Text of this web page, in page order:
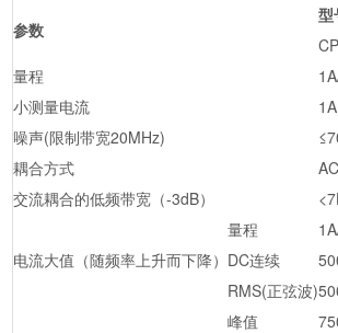
参数
型
量程
小测量电流
1A
噪声(限制带宽20MHz)
耦合方式
交流耦合的低频带宽（-3dB）
电流大值（随频率上升而下降）
量程
DC连续
RMS(正弦波)
峰值